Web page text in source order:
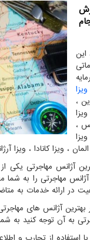
انجام
خدماتی
ویزا
،
،
، ویزا کانادا ، ویزا
آژانس مهاجرتی یکی
مهاجرتی را به شما
در ارائه خدمات به
آژانس های مهاجرتی
به آن توجه کنید به